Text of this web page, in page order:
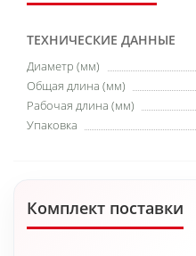
ТЕХНИЧЕСКИЕ ДАННЫЕ
Диаметр (мм)
Общая длина (мм)
Рабочая длина (мм)
Упаковка
Комплект поставки